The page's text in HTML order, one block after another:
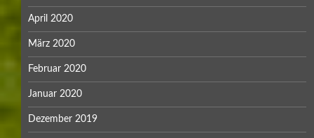
April 2020
März 2020
Februar 2020
Januar 2020
Dezember 2019